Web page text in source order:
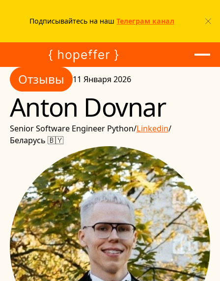
Подписывайтесь на нашТелеграм канал
Отзывы
Отзывы 11 Января 2026
Anton Dovnar
Senior Software Engineer Python/Linkedin/
Беларусь 🇧🇾